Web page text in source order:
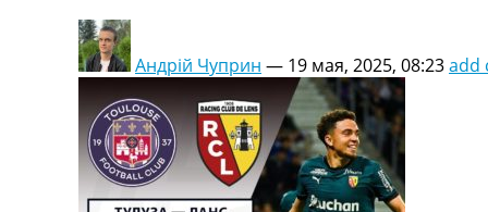
Андрій Чуприн — 19 мая, 2025, 08:23add